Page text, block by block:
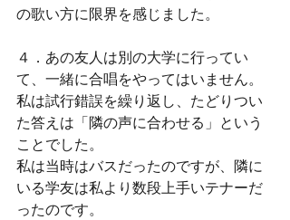
の歌い方に限界を感じました。
４．あの友人は別の大学に行ってい
て、一緒に合唱をやってはいません。
私は試行錯誤を繰り返し、たどりつい
た答えは「隣の声に合わせる」という
ことでした。
私は当時はバスだったのですが、隣に
いる学友は私より数段上手いテナーだ
ったのです。